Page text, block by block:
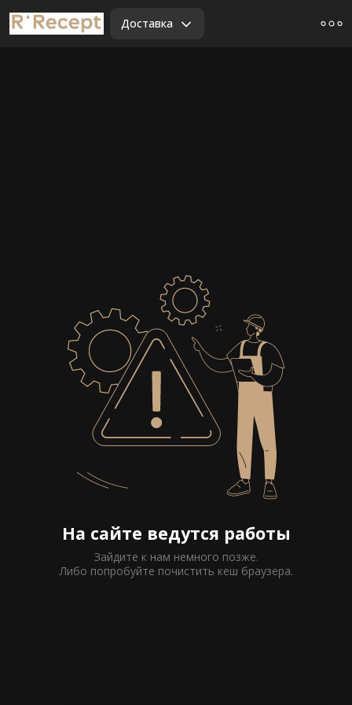
Доставка
На сайте ведутся работы
Зайдите к нам немного позже.
Либо попробуйте почистить кеш браузера.